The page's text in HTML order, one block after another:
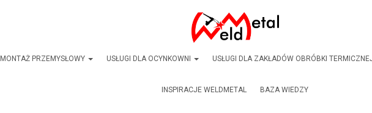
MONTAŻ PRZEMYSŁOWY USŁUGI DLA OCYNKOWNI USŁUGI DLA ZAKŁADÓW OBRÓBKI
INSPIRACJE WELDMETAL BAZA WIEDZY